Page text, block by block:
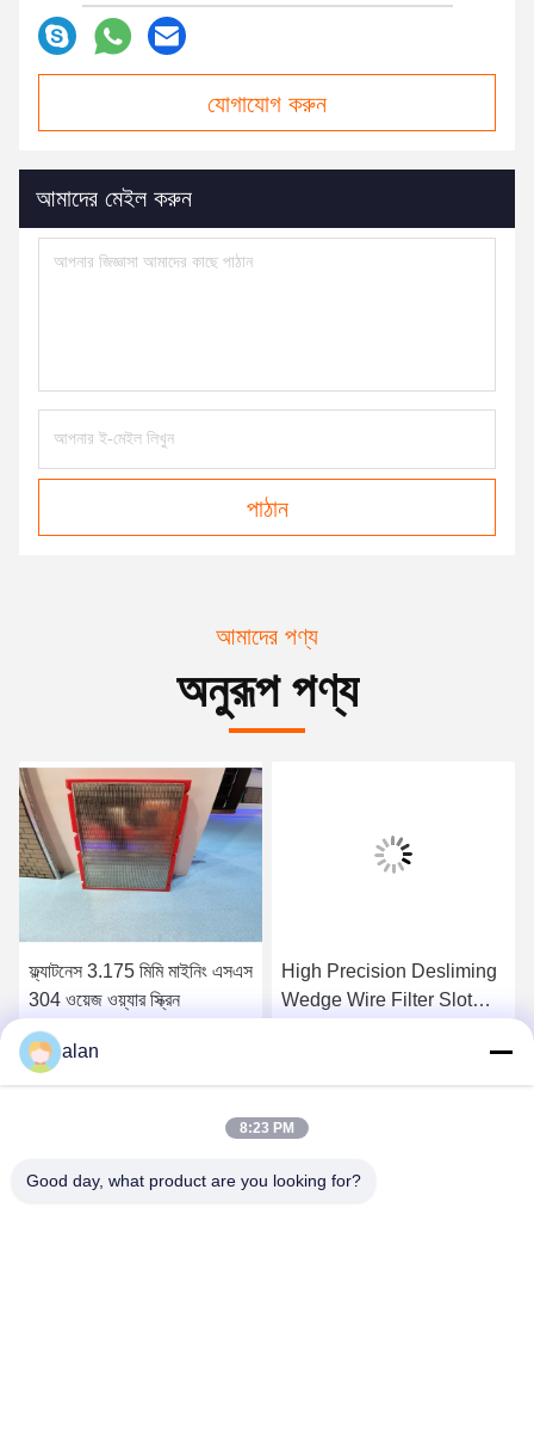
যোগাযোগ করুন
আমাদের মেইল ​​করুন
পাঠান
আমাদের পণ্য
অনুরূপ পণ্য
ফ্ল্যাটনেস 3.175 মিমি মাইনিং এসএস
304 ওয়েজ ওয়্যার স্ক্রিন
High Precision Desliming
Wedge Wire Filter Slot
{var lib = new
'bn', function () {});}
alan
8:23 PM
Good day, what product are you looking for?